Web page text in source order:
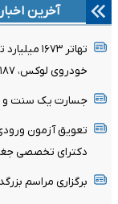
آخرین اخبار
خودروی لوکس، ۱۸۷ قطعه زمین و ۸۶ واحد آپارتمان
جسارت یک سنت و
تعویق آزمون
دکترای تخصصی
برگزاری مراسم